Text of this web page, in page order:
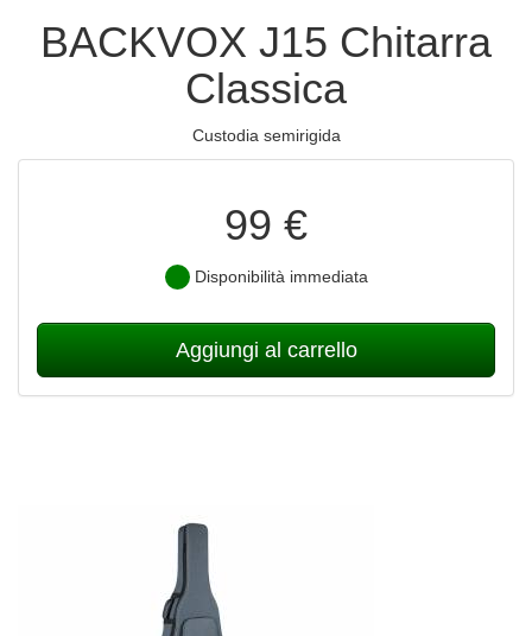
BACKVOX J15 Chitarra
Classica
Custodia semirigida
99 €
Disponibilità immediata
Aggiungi al carrello